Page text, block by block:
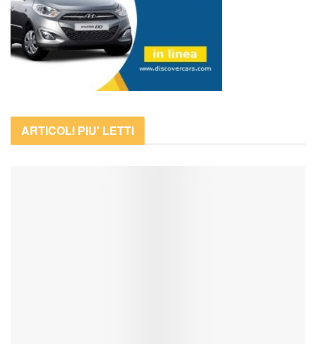
ARTICOLI PIU' LETTI